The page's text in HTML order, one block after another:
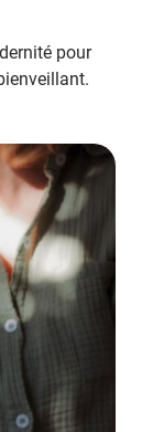
pour